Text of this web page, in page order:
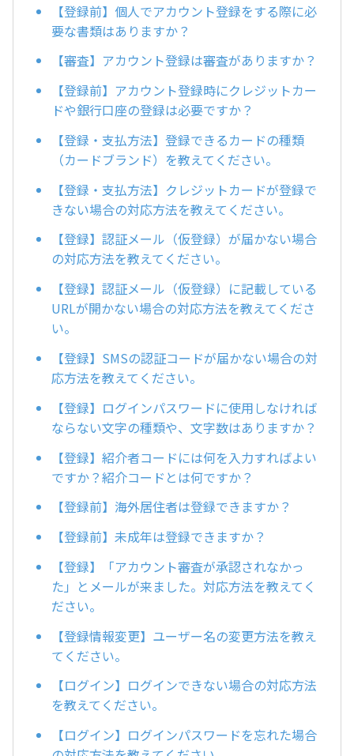
【登録前】個人でアカウント登録をする際に必
要な書類はありますか？
【審査】アカウント登録は審査がありますか？
【登録前】アカウント登録時にクレジットカー
ドや銀行口座の登録は必要ですか？
【登録・支払方法】登録できるカードの種類
（カードブランド）を教えてください。
【登録・支払方法】クレジットカードが登録で
きない場合の対応方法を教えてください。
【登録】認証メール（仮登録）が届かない場合
の対応方法を教えてください。
【登録】認証メール（仮登録）に記載している
URLが開かない場合の対応方法を教えてくださ
い。
【登録】SMSの認証コードが届かない場合の対
応方法を教えてください。
【登録】ログインパスワードに使用しなければ
ならない文字の種類や、文字数はありますか？
【登録】紹介者コードには何を入力すればよい
ですか？紹介コードとは何ですか？
【登録前】海外居住者は登録できますか？
【登録前】未成年は登録できますか？
【登録】「アカウント審査が承認されなかっ
た」とメールが来ました。対応方法を教えてく
ださい。
【登録情報変更】ユーザー名の変更方法を教え
てください。
【ログイン】ログインできない場合の対応方法
を教えてください。
【ログイン】ログインパスワードを忘れた場合